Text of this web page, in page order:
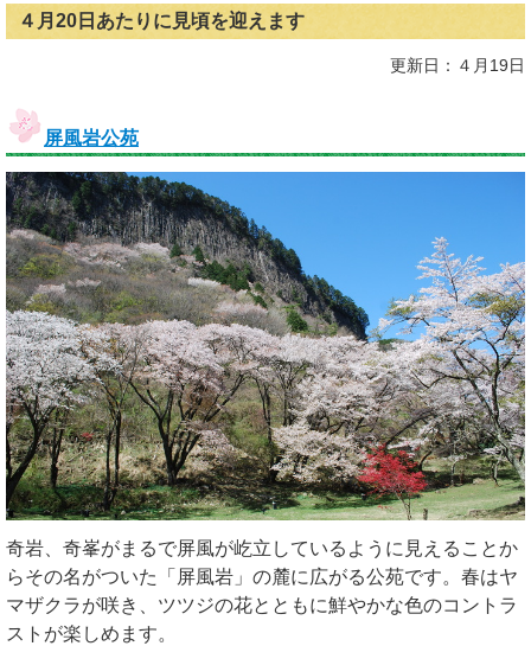
４月20日あたりに見頃を迎えます
更新日：４月19日
屏風岩公苑
奇岩、奇峯がまるで屏風が屹立しているように見えることか
らその名がついた「屏風岩」の麓に広がる公苑です。春はヤ
マザクラが咲き、ツツジの花とともに鮮やかな色のコントラ
ストが楽しめます。